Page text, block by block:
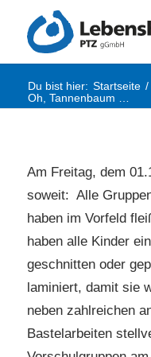
Du bist hier: Startseite /
Oh, Tannenbaum …
Am Freitag, dem
soweit: Alle
haben im Vorfeld
haben alle Kinder
geschnitten oder
laminiert, damit sie
neben zahlreichen
Bastelarbeiten